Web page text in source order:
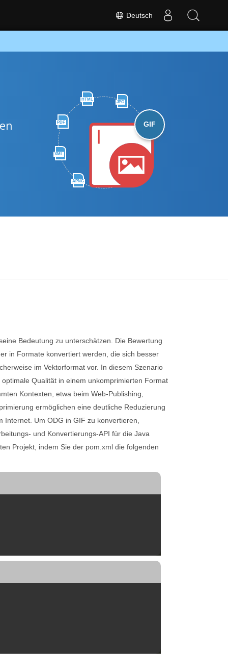
Deutsch
HTML
JPG
PDF
XML
APNG
GIF
Bedeutung zu unterschätzen. Die Bewertung
in Formate konvertiert werden, die sich besser
im Vektorformat vor. In diesem Szenario
Qualität in einem unkomprimierten Format
Kontexten, etwa beim Web-Publishing,
ermöglichen eine deutliche Reduzierung
Um ODG in GIF zu konvertieren,
und Konvertierungs-API für die Java
Projekt, indem Sie der pom.xml die folgenden